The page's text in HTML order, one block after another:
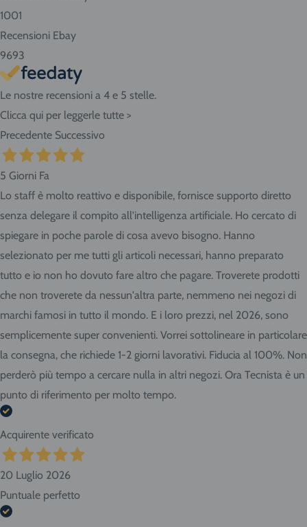
checkout dell'ordine e vieni in Via Giovanni da Udine, 40 -
San Giorgio di Nogaro (UD) 33058.
1001
Recensioni Ebay
9693
Le nostre recensioni a 4 e 5 stelle.
Clicca qui per leggerle tutte >
Precedente Successivo
5 Giorni Fa
Lo staff è molto reattivo e disponibile, fornisce supporto diretto
senza delegare il compito all'intelligenza artificiale. Ho cercato di
spiegare in poche parole di cosa avevo bisogno. Hanno
selezionato per me tutti gli articoli necessari, hanno preparato
tutto e io non ho dovuto fare altro che pagare. Troverete prodotti
che non troverete da nessun'altra parte, nemmeno nei negozi di
marchi famosi in tutto il mondo. E i loro prezzi, nel 2026, sono
semplicemente super convenienti. Vorrei sottolineare in particolare
la consegna, che richiede 1-2 giorni lavorativi. Fiducia al 100%. Non
perderò più tempo a cercare nulla in altri negozi. Ora Tecnista è un
punto di riferimento per molto tempo.
Acquirente verificato
20 Luglio 2026
Puntuale perfetto